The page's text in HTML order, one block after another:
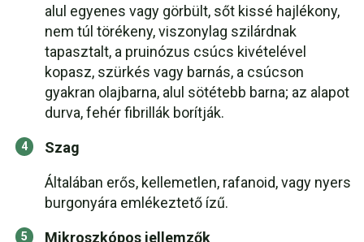
alul egyenes vagy görbült, sőt kissé hajlékony,
nem túl törékeny, viszonylag szilárdnak
tapasztalt, a pruinózus csúcs kivételével
kopasz, szürkés vagy barnás, a csúcson
gyakran olajbarna, alul sötétebb barna; az alapot
durva, fehér fibrillák borítják.
Szag
Általában erős, kellemetlen, rafanoid, vagy nyers
burgonyára emlékeztető ízű.
Mikroszkópos jellemzők